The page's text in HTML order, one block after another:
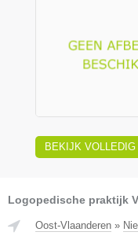
BEKIJK VOLLEDIG
Logopedische praktijk
Oost-Vlaanderen »